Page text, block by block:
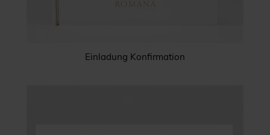
Einladung Konfirmation